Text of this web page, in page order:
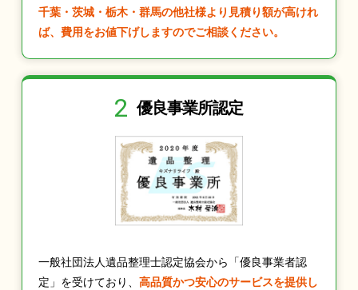
千葉・茨城・栃木・群馬の他社様より見積り額が高けれ
ば、費用をお値下げしますのでご相談ください。
2 優良事業所認定
一般社団法人遺品整理士認定協会から「優良事業者認
定」を受けており、 高品質かつ安心のサービスを提供し